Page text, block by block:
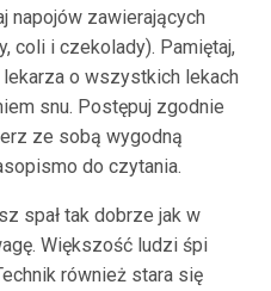
napojów zawierających
coli i czekolady). Pamiętaj,
o wszystkich lekach
snu. Postępuj zgodnie
ze sobą wygodną
do czytania.
spał tak dobrze jak w
Większość ludzi śpi
również stara się